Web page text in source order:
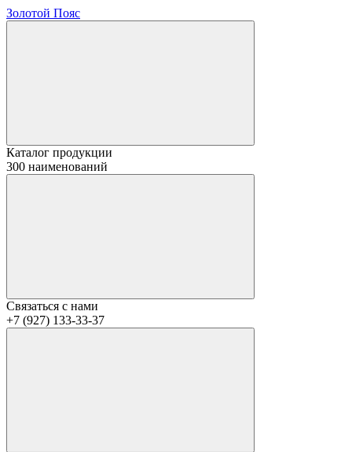
Золотой Пояс
Каталог продукции
300 наименований
Связаться с нами
+7 (927) 133-33-37